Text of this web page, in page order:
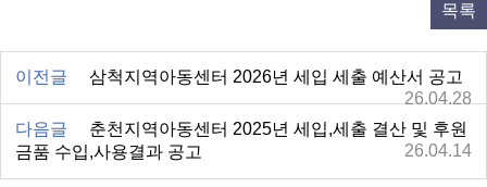
목록
이전글
삼척지역아동센터 2026년 세입 세출 예산서 공고
26.04.28
다음글
춘천지역아동센터 2025년 세입,세출 결산 및 후원
금품 수입,사용결과 공고
26.04.14